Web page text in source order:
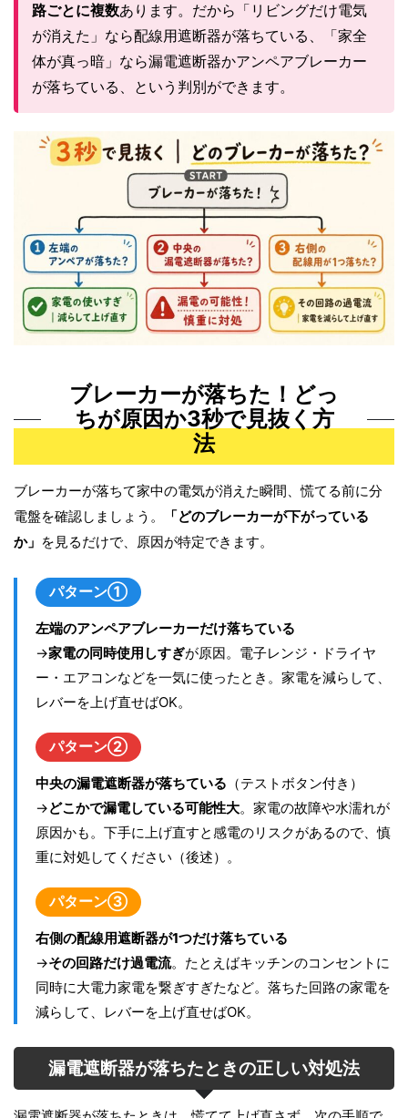
路ごとに複数あります。だから「リビングだけ電気
が消えた」なら配線用遮断器が落ちている、「家全
体が真っ暗」なら漏電遮断器かアンペアブレーカー
が落ちている、という判別ができます。
ブレーカーが落ちた！どっ
ちが原因か3秒で見抜く方
法
ブレーカーが落ちて家中の電気が消えた瞬間、慌てる前に分
電盤を確認しましょう。
「どのブレーカーが下がっている
か」 を見るだけで、原因が特定できます。
パターン①
左端のアンペアブレーカーだけ落ちている
→家電の同時使用しすぎが原因。電子レンジ・ドライヤ
ー・エアコンなどを一気に使ったとき。家電を減らして、
レバーを上げ直せばOK。
パターン②
中央の漏電遮断器が落ちている （テストボタン付き）
→どこかで漏電している可能性大。家電の故障や水濡れが
原因かも。下手に上げ直すと感電のリスクがあるので、慎
重に対処してください（後述）。
パターン③
右側の配線用遮断器が1つだけ落ちている
→その回路だけ過電流。たとえばキッチンのコンセントに
同時に大電力家電を繋ぎすぎたなど。落ちた回路の家電を
減らして、レバーを上げ直せばOK。
漏電遮断器が落ちたときの正しい対処法